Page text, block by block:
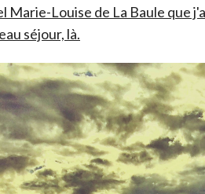
Marie-Louise de La Baule que
séjour, là.